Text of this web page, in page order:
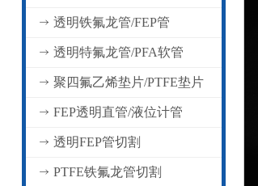
透明铁氟龙管/FEP管
透明特氟龙管/PFA软管
聚四氟乙烯垫片/PTFE垫片
FEP透明直管/液位计管
透明FEP管切割
PTFE铁氟龙管切割